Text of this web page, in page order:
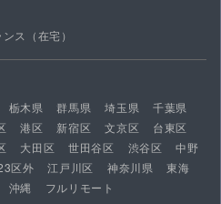
ス（在宅）
栃木県 群馬県 埼玉県
千葉県
港区 新宿区 文京区
台東区
大田区 世田谷区 渋谷区
中野
区外 江戸川区 神奈川県
東海
沖縄 フルリモート